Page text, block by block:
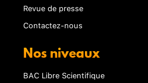
Revue de presse
Contactez-nous
Nos niveaux
BAC Libre Scientifique